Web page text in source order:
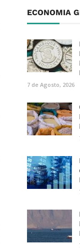
ECONOMIA
7 de Agosto, 2026